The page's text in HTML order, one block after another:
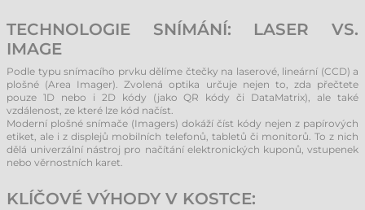
TECHNOLOGIE SNÍMÁNÍ: LASER VS.
IMAGE
Podle typu snímacího prvku dělíme čtečky na laserové, lineární (CCD) a
plošné (Area Imager). Zvolená optika určuje nejen to, zda přečtete
pouze 1D nebo i 2D kódy (jako QR kódy či DataMatrix), ale také
vzdálenost, ze které lze kód načíst.
Moderní plošné snímače (Imagers) dokáží číst kódy nejen z papírových
etiket, ale i z displejů mobilních telefonů, tabletů či monitorů. To z nich
dělá univerzální nástroj pro načítání elektronických kuponů, vstupenek
nebo věrnostních karet.
KLÍČOVÉ VÝHODY V KOSTCE: